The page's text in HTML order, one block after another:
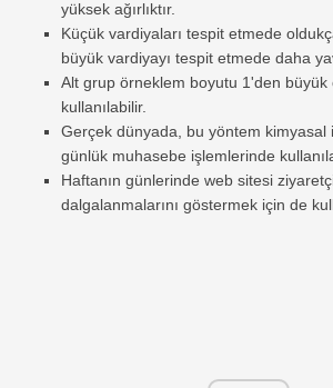
yüksek ağırlıktır.
Küçük vardiyaları tespit etmede
büyük vardiyayı tespit etmede daha
Alt grup örneklem boyutu 1'den büyük
kullanılabilir.
Gerçek dünyada, bu yöntem kimyasal
günlük muhasebe işlemlerinde
Haftanın günlerinde web sitesi
dalgalanmalarını göstermek için de